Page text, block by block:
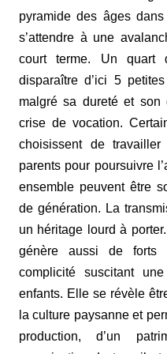
pyramide des âges
s’attendre à une aval anc
court terme. Un quart
disparaître d’ici 5
malgré sa dureté et
crise de vocation.C
choisissent de
parents pour poursuivre
ensemble peuvent être
de génération. La
un héritage lourd à
génère aussi de forts
complicité suscitant
enfants. Elle se révèle
la culture paysanne et
production, d’un